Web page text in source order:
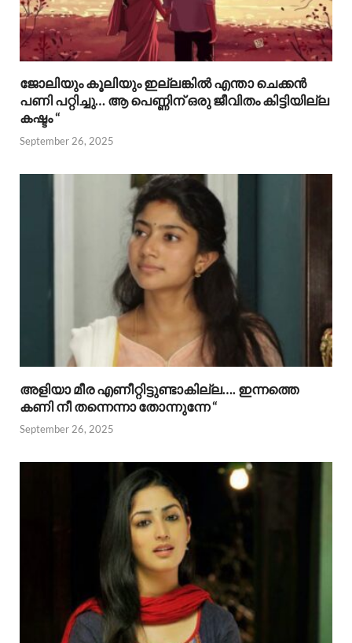
ജോലിയും കൂലിയും ഇല്ലങ്കിൽ എന്താ ചെക്കൻ
പണി പറ്റിച്ചു… ആ പെണ്ണിന് ഒരു ജീവിതം കിട്ടിയില്ല
കഷ്ടം “
September 26, 2025
അളിയാ മീര എണീറ്റിട്ടുണ്ടാകില്ല…. ഇന്നത്തെ
കണി നീ തന്നെന്നാ തോന്നുന്നേ “
September 26, 2025